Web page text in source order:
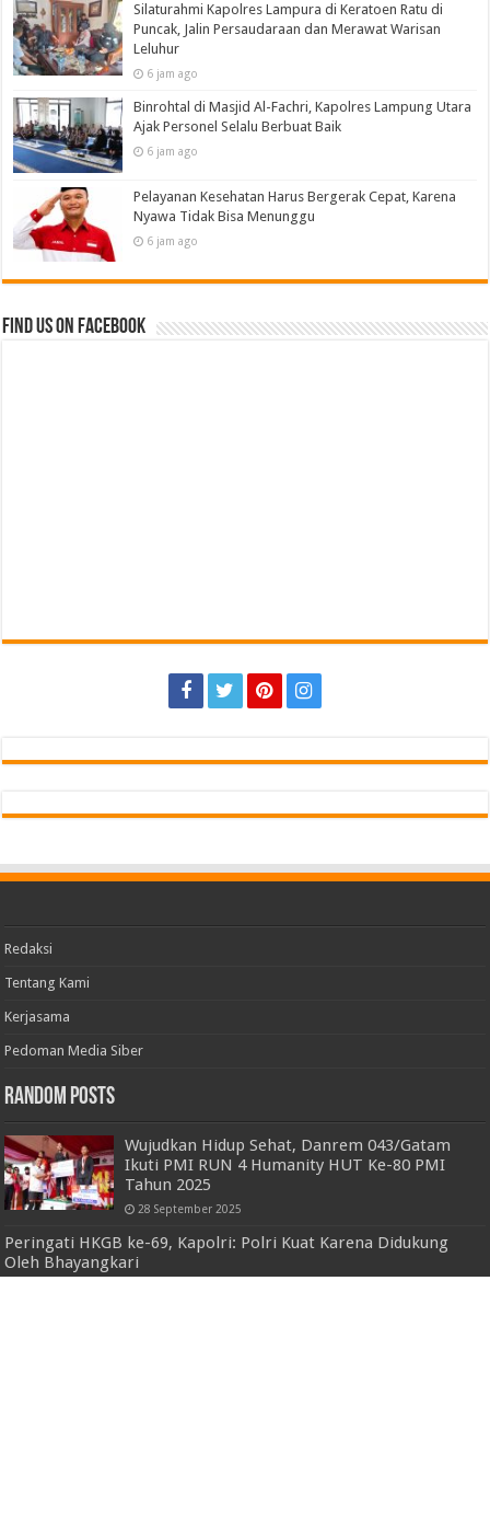
Silaturahmi Kapolres Lampura di Keratoen Ratu di
Puncak, Jalin Persaudaraan dan Merawat Warisan
Leluhur
6 jam ago
Binrohtal di Masjid Al-Fachri, Kapolres Lampung Utara
Ajak Personel Selalu Berbuat Baik
6 jam ago
Pelayanan Kesehatan Harus Bergerak Cepat, Karena
Nyawa Tidak Bisa Menunggu
6 jam ago
Find us on Facebook
Redaksi
Tentang Kami
Kerjasama
Pedoman Media Siber
Random Posts
Wujudkan Hidup Sehat, Danrem 043/Gatam
Ikuti PMI RUN 4 Humanity HUT Ke-80 PMI
Tahun 2025
28 September 2025
Peringati HKGB ke-69, Kapolri: Polri Kuat Karena Didukung
Oleh Bhayangkari